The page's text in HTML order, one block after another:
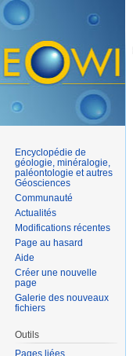
Encyclopédie de
géologie, minéralogie,
paléontologie et autres
Géosciences
Communauté
Actualités
Modifications récentes
Page au hasard
Aide
Créer une nouvelle
page
Galerie des nouveaux
fichiers
Outils
Pages liées